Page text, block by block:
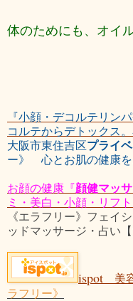
体のためにも、オイ
『小顔・デコルテリンパ
コルテからデトックス
大阪市東住吉区プライ
ー》 心とお肌の健康
お顔の健康『顔健マッ
ミ・美白・小顔・リフ
《エラフリー》フェイ
ッドマッサージ・占い
ispot 美
ラフリー》